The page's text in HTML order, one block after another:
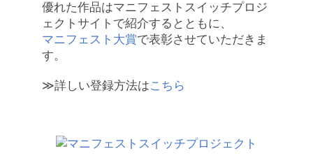
優れた作品はマニフェストスイッチプロジ
ェクトサイトで紹介するとともに、
マニフェスト大賞で表彰させていただきま
す。
≫詳しい登録方法はこちら